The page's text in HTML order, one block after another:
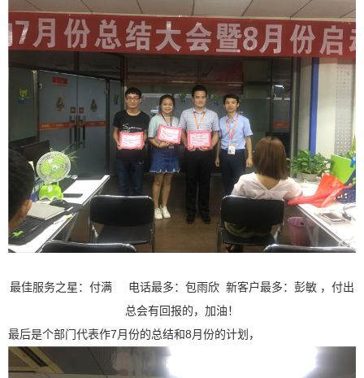
最佳服务之星：付满 电话最多：包雨欣 新客户最多：彭敏 ，付出
总会有回报的，加油！
最后是个部门代表作7月份的总结和8月份的计划，